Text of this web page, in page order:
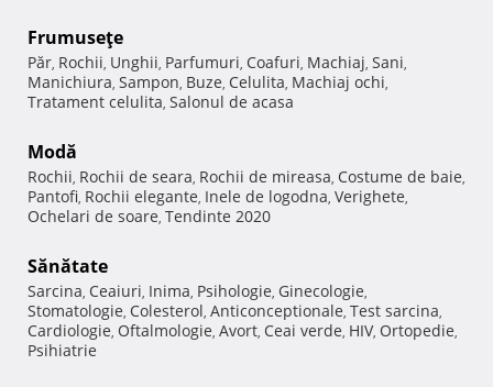
Frumuseţe
Păr, Rochii, Unghii, Parfumuri, Coafuri, Machiaj, Sani,
Manichiura, Sampon, Buze, Celulita, Machiaj ochi,
Tratament celulita, Salonul de acasa
Modă
Rochii, Rochii de seara, Rochii de mireasa, Costume de baie,
Pantofi, Rochii elegante, Inele de logodna, Verighete,
Ochelari de soare, Tendinte 2020
Sănătate
Sarcina, Ceaiuri, Inima, Psihologie, Ginecologie,
Stomatologie, Colesterol, Anticonceptionale, Test sarcina,
Cardiologie, Oftalmologie, Avort, Ceai verde, HIV, Ortopedie,
Psihiatrie